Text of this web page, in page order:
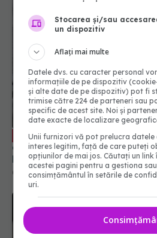
EXCLUSIV "Știm exact ce provoacă infarct și AVC
cu mulți ani înainte!" Lecția
Deanfield, cardiolog de
02 oct 2025, 16:12
Stocarea și/sau
un dispozitiv
Aflați mai multe
Datele dvs. cu caracter personal
informațiile de pe dispozitiv
și alte date de pe dispozitiv) pot fi
trimise către 224 de parteneri sau
specific de acest site. Noi și
date exacte de localizare
Unii furnizori vă pot prelucra datele
interes legitim, față de care puteți
opțiunilor de mai jos. Căutați un link
acestei pagini pentru a gestiona
consimțământul în setările de
uri.